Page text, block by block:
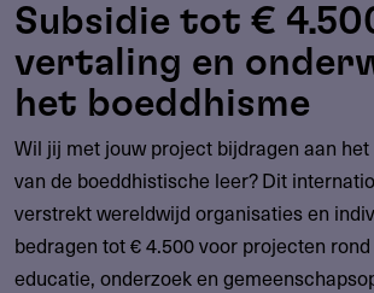
Subsidie tot €
vertaling en
het boeddhisme
Wil jij met jouw project bijdragen aan
van de boeddhistische leer? Dit
verstrekt wereldwijd organisaties en
bedragen tot € 4.500 voor projecten
educatie, onderzoek en